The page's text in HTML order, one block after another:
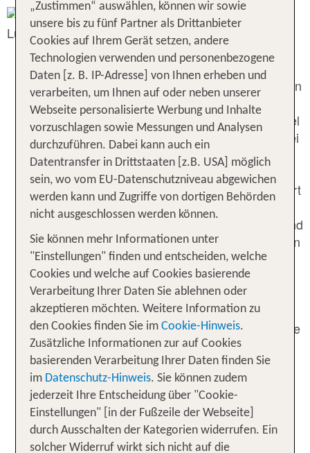
airtours Luxusreisen – Die besten
Hotels weltweit
Als Marktführer im deutschsprachigen
Raum bietet airtours die größte
Auswahl an Luxusreisen und exklusiven
Hotels weltweit. Mit airtours zu reisen
bedeutet, immer erstklassig und flexibel
unterwegs zu sein. Genießen Sie dabei
besondere Mehrwerte und persönliche
Privilegien. Neben Luxushotels und
hochwertigen Pauschalreisen arrangiert
airtours auch maßgeschneiderte
Familienreisen, Luxus – Rundreisen und
Safaris, Kreuzfahrten Expeditionsreisen
sowie Reisen im Privatjet. Auf
speziellen Rundreisen können ganze
Kontinente privat entdeckt werden. Zu
den beliebtesten Reisezielen gehören
neben Südafrika und Mauritius auch die
Malediven und die Vereinigten
Arabischen Emirate. Unsere
Reiseangebote richten sich an Paare,
kleine und große Familien sowie
Alleinreisende.
„Zustimmen“ auswählen, können wir sowie
unsere bis zu fünf Partner als Drittanbieter
Cookies auf Ihrem Gerät setzen, andere
Technologien verwenden und personenbezogene
Daten [z. B. IP-Adresse] von Ihnen erheben und
verarbeiten, um Ihnen auf oder neben unserer
Webseite personalisierte Werbung und Inhalte
vorzuschlagen sowie Messungen und Analysen
durchzuführen. Dabei kann auch ein
Datentransfer in Drittstaaten [z.B. USA] möglich
sein, wo vom EU-Datenschutzniveau abgewichen
werden kann und Zugriffe von dortigen Behörden
nicht ausgeschlossen werden können.
Sie können mehr Informationen unter
"Einstellungen" finden und entscheiden, welche
Cookies und welche auf Cookies basierende
Verarbeitung Ihrer Daten Sie ablehnen oder
akzeptieren möchten. Weitere Information zu
den Cookies finden Sie im Cookie-Hinweis.
Zusätzliche Informationen zur auf Cookies
basierenden Verarbeitung Ihrer Daten finden Sie
im Datenschutz-Hinweis. Sie können zudem
jederzeit Ihre Entscheidung über "Cookie-
Einstellungen" [in der Fußzeile der Webseite]
durch Ausschalten der Kategorien widerrufen. Ein
solcher Widerruf wirkt sich nicht auf die